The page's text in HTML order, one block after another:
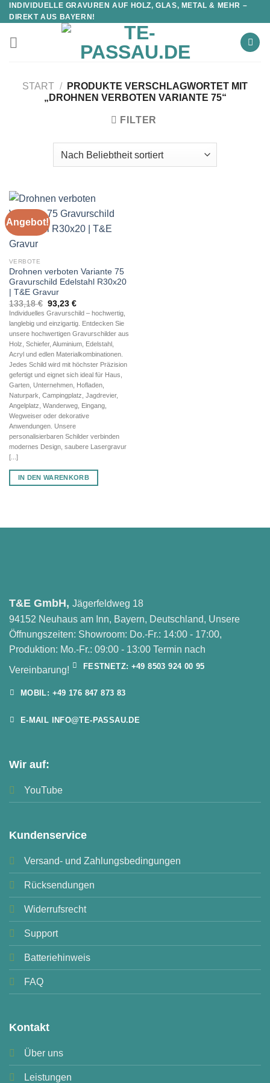
INDIVIDUELLE GRAVUREN AUF HOLZ, GLAS, METAL & MEHR –
DIREKT AUS BAYERN!
START /
PRODUKTE VERSCHLAGWORTET MIT
„DROHNEN VERBOTEN VARIANTE 75“
FILTER
Angebot!
VERBOTE
Drohnen verboten Variante 75
Gravurschild Edelstahl R30x20
| T&E Gravur
133,18€ Ursprünglicher
Preis
war:
133,18 €
93,23 €Aktueller
Preis
ist:
93,23 €.
Individuelles Gravurschild – hochwertig,
langlebig und einzigartig. Entdecken Sie
unsere hochwertigen Gravurschilder aus
Holz, Schiefer, Aluminium, Edelstahl,
Acryl und edlen Materialkombinationen.
Jedes Schild wird mit höchster Präzision
gefertigt und eignet sich ideal für Haus,
Garten, Unternehmen, Hofladen,
Naturpark, Campingplatz, Jagdrevier,
Angelplatz, Wanderweg, Eingang,
Wegweiser oder dekorative
Anwendungen. Unsere
personalisierbaren Schilder verbinden
modernes Design, saubere Lasergravur
[...]
IN DEN WARENKORB
T&E GmbH, Jägerfeldweg 18
94152 Neuhaus am Inn, Bayern, Deutschland, Unsere
Öffnungszeiten: Showroom: Do.-Fr.: 14:00 - 17:00,
Produktion: Mo.-Fr.: 09:00 - 13:00 Termin nach
Vereinbarung!
FESTNETZ: +49 8503 924 00 95
MOBIL: +49 176 847 873 83
E-MAIL INFO@TE-PASSAU.DE
Wir auf:
YouTube
Kundenservice
Versand- und Zahlungsbedingungen
Rücksendungen
Widerrufsrecht
Support
Batteriehinweis
FAQ
Kontakt
Über uns
Leistungen